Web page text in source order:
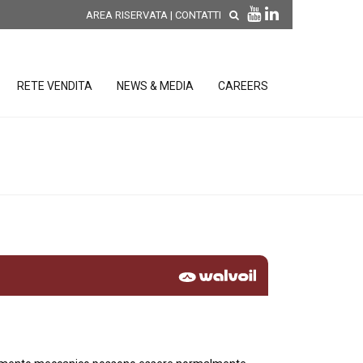
AREA RISERVATA | CONTATTI
RETE VENDITA NEWS & MEDIA CAREERS